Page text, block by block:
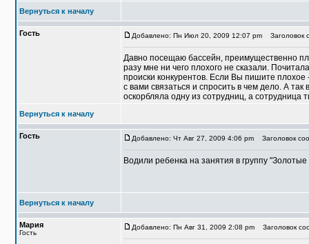
Вернуться к началу
Гость Добавлено: Пн Июл 20, 2009 12:07 pm Заголовок
Давно посещаю бассейн, преимущественно
разу мне ни чего плохого не сказали.
происки конкурентов. Если Вы пишите
с вами связаться и спросить в чем дело. А так
оскорбляла одну из сотрудниц, а сотрудница
Вернуться к началу
Гость Добавлено: Чт Авг 27, 2009 4:06 pm Заголовок
Водили ребенка на занятия в группу
Вернуться к началу
Мария
Гость
Добавлено: Пн Авг 31, 2009 2:08 pm Заголовок